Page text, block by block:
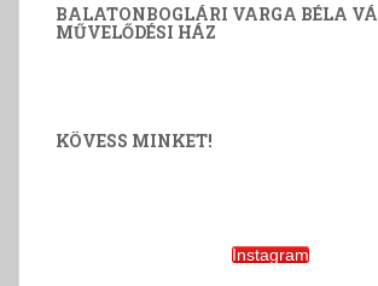
BALATONBOGLÁRI VARGA BÉLA
MŰVELŐDÉSI HÁZ
KÖVESS MINKET!
Instagram